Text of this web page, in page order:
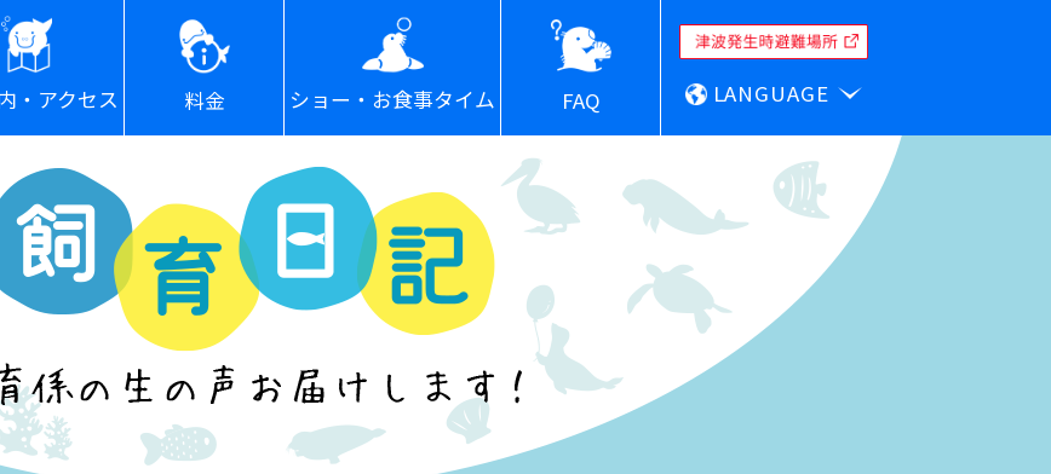
・アクセス 料金 ショー・お食事タイム FAQ LANGUAGE